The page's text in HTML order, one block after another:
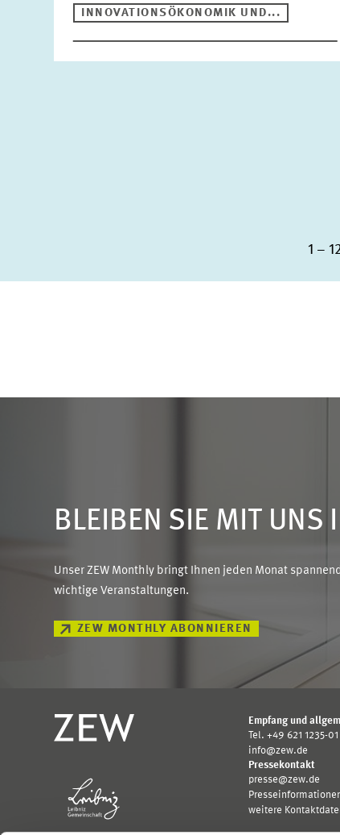
INNOVATIONSÖKONOMIK UND...
1 –
BLEIBEN SIE MIT UNS
Unser ZEW Monthly bringt Ihnen jeden Monat
wichtige Veranstaltungen.
ZEW MONTHLY ABONNIEREN
Empfang und
Tel. +49 621 1235-01
info@zew.de
Pressekontakt
presse@zew.de
weitere